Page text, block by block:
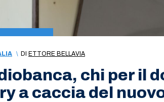
\ DI ETTORE BELLAVIA
chi per il
a caccia del